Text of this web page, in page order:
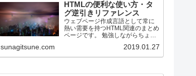
HTMLの便利な使い方・タ
グ逆引きリファレンス
ウェブページ作成言語として常に
熱い需要を持つHTML関連のまとめ
ページです。 勉強しながらちょっ
sunagitsune.com 2019.01.27